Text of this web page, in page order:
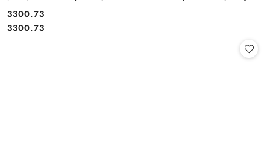
Cena:
3300.73
Cena:
3300.73